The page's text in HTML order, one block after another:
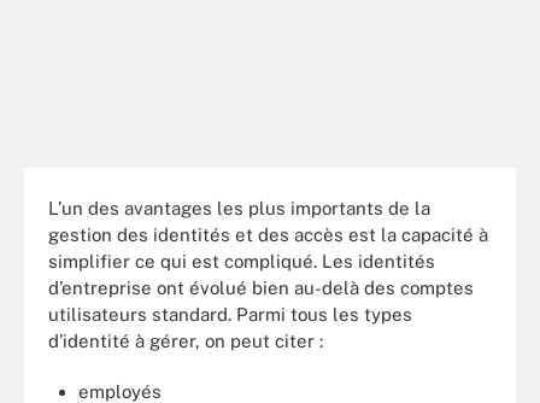
L’un des avantages les plus importants de la
gestion des identités et des accès est la capacité à
simplifier ce qui est compliqué. Les identités
d’entreprise ont évolué bien au-delà des comptes
utilisateurs standard. Parmi tous les types
d’identité à gérer, on peut citer :
employés